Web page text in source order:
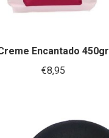
Encantado 450gr
€8,95